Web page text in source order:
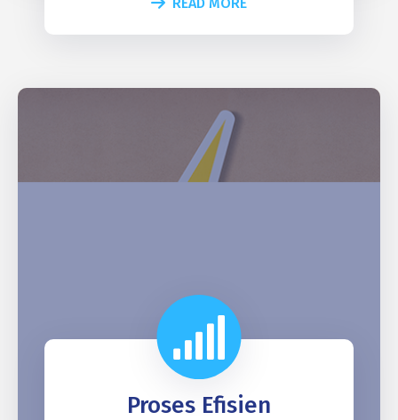
Proses Efisien